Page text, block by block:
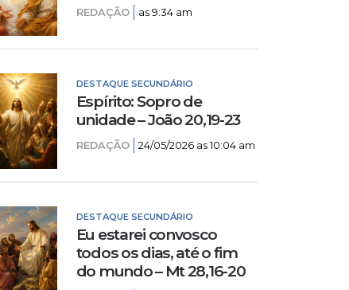
REDAÇÃO as 9:34 am
DESTAQUE SECUNDÁRIO
Espírito: Sopro de
unidade – João 20,19-23
REDAÇÃO 24/05/2026 as 10:04 am
DESTAQUE SECUNDÁRIO
Eu estarei convosco
todos os dias, até o fim
do mundo – Mt 28,16-20